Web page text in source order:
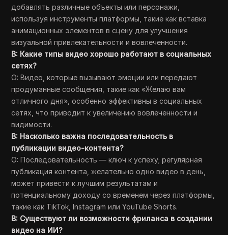
добавлять различные объекты или персонажи,
используя инструменты платформы, такие как вставка
анимационных элементов в сцену для улучшения
визуальной привлекательности и вовлеченности.
В: Какие типы видео хорошо работают в социальных
сетях?
О: Видео, которые вызывают эмоции или передают
продуманные сообщения, такие как «Желаю вам
отличного дня», особенно эффективны в социальных
сетях, что приводит к увеличению вовлеченности и
видимости.
В: Насколько важна последовательность в
публикации видео-контента?
О: Последовательность — ключ к успеху; регулярная
публикация контента, желательно одно видео в день,
может привести к лучшим результатам и
потенциальному доходу со временем через платформы,
такие как TikTok, Instagram или YouTube Shorts.
В: Существуют ли возможности фриланса в создании
видео на ИИ?